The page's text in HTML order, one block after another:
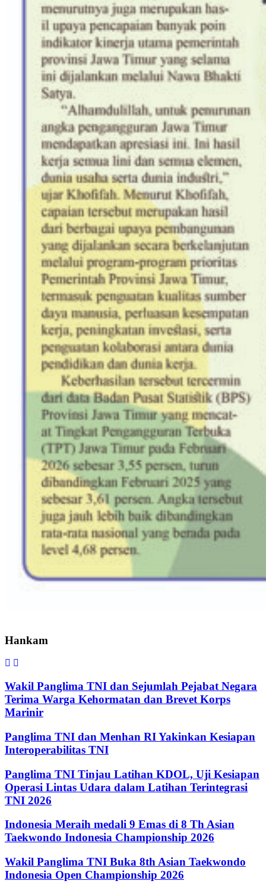
Hankam
Wakil Panglima TNI dan Sejumlah Pejabat Negara
Terima Warga Kehormatan dan Brevet Korps
Marinir
Panglima TNI dan Menhan RI Yakinkan Kesiapan
Interoperabilitas TNI
Panglima TNI Tinjau Latihan KDOL, Uji Kesiapan
Operasi Lintas Udara dalam Latihan Terintegrasi
TNI 2026
Indonesia Meraih medali 9 Emas di 8 Th Asian
Taekwondo Indonesia Championship 2026
Wakil Panglima TNI Buka 8th Asian Taekwondo
Indonesia Open Championship 2026